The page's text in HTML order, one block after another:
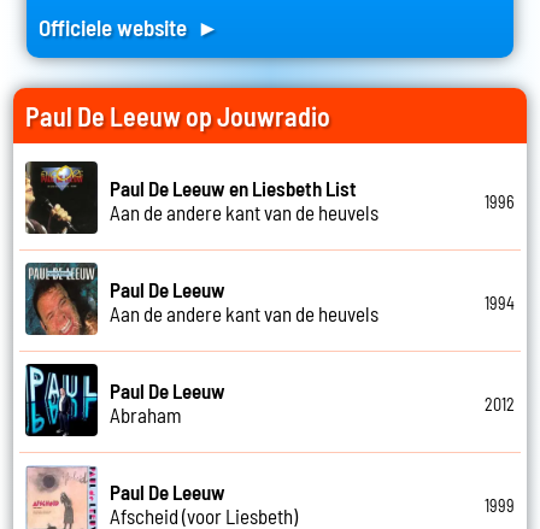
Officiele website ►
Paul De Leeuw op Jouwradio
Paul De Leeuw en Liesbeth List
Aan de andere kant van de heuvels
1996
Paul De Leeuw
Aan de andere kant van de heuvels
1994
Paul De Leeuw
Abraham
2012
Paul De Leeuw
Afscheid (voor Liesbeth)
1999